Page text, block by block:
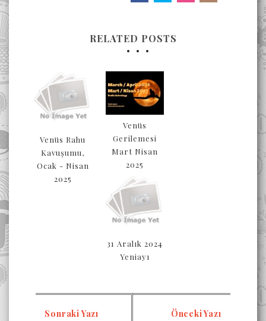
RELATED POSTS
Venüs Rahu
Kavuşumu,
Ocak - Nisan
2025
Venüs
Gerilemesi
Mart Nisan
2025
31 Aralık 2024
Yeniayı
Sonraki Yazı Önceki Yazı